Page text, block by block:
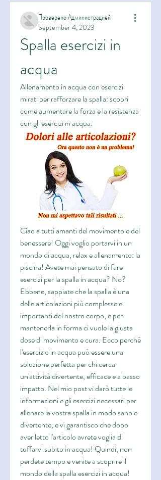
Проверено Администрацией
September 4, 2023
Spalla esercizi in
acqua
Allenamento in acqua con esercizi
mirati per rafforzare la spalla: scopri
come aumentare la forza e la resistenza
con gli esercizi in acqua.
Ciao a tutti amanti del movimento e del
benessere! Oggi voglio portarvi in un
mondo di acqua, relax e allenamento: la
piscina! Avete mai pensato di fare
esercizi per la spalla in acqua? No?
Ebbene, sappiate che la spalla è una
delle articolazioni più complesse e
importanti del nostro corpo, e per
mantenerla in forma ci vuole la giusta
dose di movimento e cura. Ecco perché
l'esercizio in acqua può essere una
soluzione perfetta per chi cerca
un'attività divertente, efficace e a basso
impatto. Nel mio post vi darò tutte le
informazioni e gli esercizi necessari per
allenare la vostra spalla in modo sano e
divertente, e vi garantisco che dopo
aver letto l'articolo avrete voglia di
tuffarvi subito in acqua! Quindi, non
perdete tempo e venite a scoprire il
mondo della spalla esercizi in acqua!